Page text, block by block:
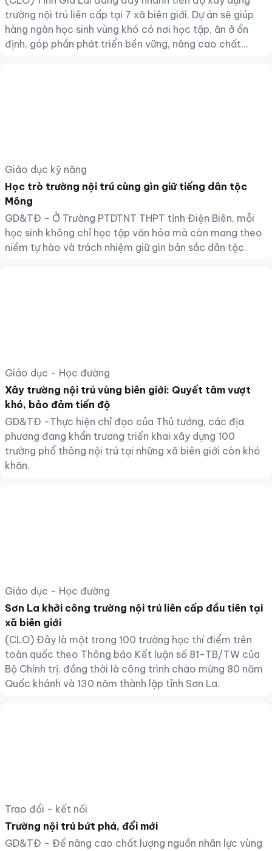
trường nội trú liên cấp tại 7 xã biên giới. Dự án sẽ giúp
hàng ngàn học sinh vùng khó có nơi học tập, ăn ở ổn
định, góp phần phát triển bền vững, nâng cao chất
Giáo dục kỹ năng
Học trò trường nội trú cùng gìn giữ tiếng dân tộc
Mông
GD&TĐ - Ở Trường PTDTNT THPT tỉnh Điện Biên, mỗi
học sinh không chỉ học tập văn hóa mà còn mang theo
niềm tự hào và trách nhiệm giữ gìn bản sắc dân tộc.
Giáo dục - Học đường
Xây trường nội trú vùng biên giới: Quyết tâm vượt
khó, bảo đảm tiến độ
GD&TĐ -Thực hiện chỉ đạo của Thủ tướng, các địa
phương đang khẩn trương triển khai xây dựng 100
trường phổ thông nội trú tại những xã biên giới còn khó
khăn.
Giáo dục - Học đường
Sơn La khởi công trường nội trú liên cấp đầu tiên tại
xã biên giới
(CLO) Đây là một trong 100 trường học thí điểm trên
toàn quốc theo Thông báo Kết luận số 81-TB/TW của
Bộ Chính trị, đồng thời là công trình chào mừng 80 năm
Quốc khánh và 130 năm thành lập tỉnh Sơn La.
Trao đổi - kết nối
Trường nội trú bứt phá, đổi mới
GD&TĐ - Để nâng cao chất lượng nguồn nhân lực vùng